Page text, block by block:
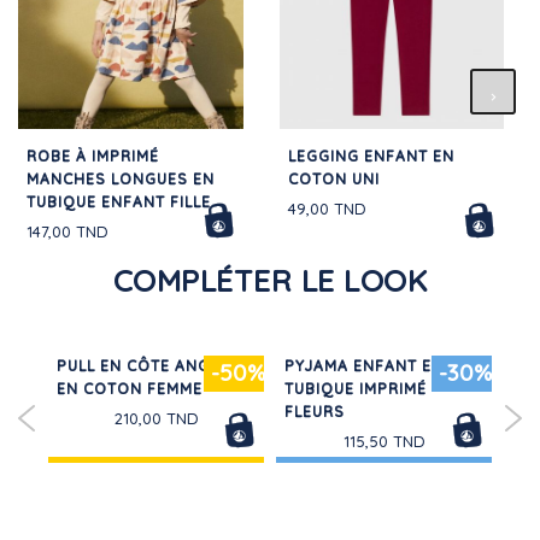
ROBE À IMPRIMÉ
MANCHES LONGUES EN
TUBIQUE ENFANT FILLE
147,00 TND
LEGGING ENFANT EN
COTON UNI
49,00 TND
COMPLÉTER LE LOOK
-50%
PULL EN CÔTE ANGLAISE
EN COTON FEMME
210,00 TND
-30%
PYJAMA ENFANT EN
TUBIQUE IMPRIMÉ
FLEURS
115,50 TND